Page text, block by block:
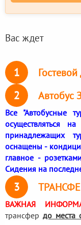
Вас ждет
1
2 Автобус
Все "Автобусные
осуществляться
принадлежащих
оснащены -
главное -
Сидения на
3
ВАЖНАЯ
трансфердо места